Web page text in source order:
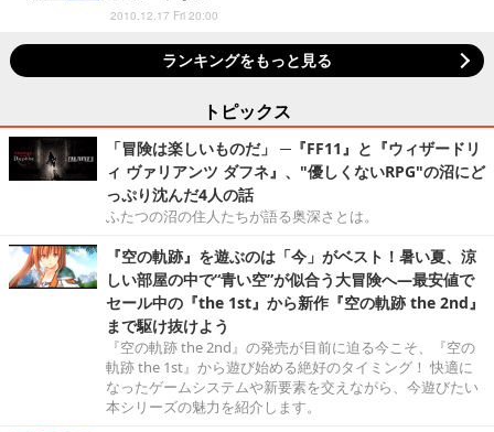
2010.12.17 Fri 20:00
ランキングをもっと見る
トピックス
「冒険は楽しいものだ」 ─『FF11』と『ウィザードリ
ィ ヴァリアンツ ダフネ』、"優しくないRPG"の沼にど
っぷり沈んだ4人の話
ふたつの沼の住人たちが語る奥深さとは。
『空の軌跡』を遊ぶのは「今」がベスト！暑い夏、涼
しい部屋の中で“青い空”が似合う大冒険へ―最安値で
セール中の『the 1st』から新作『空の軌跡 the 2nd』
まで駆け抜けよう
『空の軌跡 the 2nd』の発売が目前に迫る今こそ、『空の
軌跡 the 1st』から遊び始める絶好のタイミング！ 快適に
なったゲームシステムや新要素を交えながら、今遊びたい
本シリーズの魅力を紹介します。